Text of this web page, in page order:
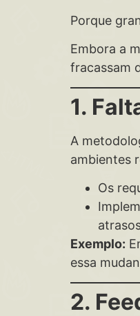
Porque
Embora a
fracassam
1.
A
ambientes
Os
Exemplo:
essa
2.